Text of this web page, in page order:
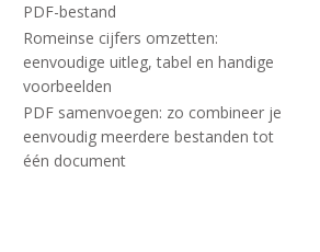
PDF-bestand
Romeinse cijfers omzetten:
eenvoudige uitleg, tabel en handige
voorbeelden
PDF samenvoegen: zo combineer je
eenvoudig meerdere bestanden tot
één document